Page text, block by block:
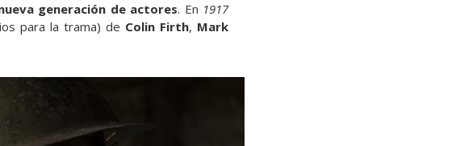
generación de actores. En 1917
para la trama) de Colin Firth, Mark